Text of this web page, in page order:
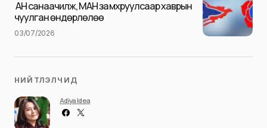
Илгээх
АН санаачилж, МАН замхруулсаар хаврын
чуулган өндөрлөлөө
03/07/2026
НИЙТЛЭЛЧИД
Adiya Idea